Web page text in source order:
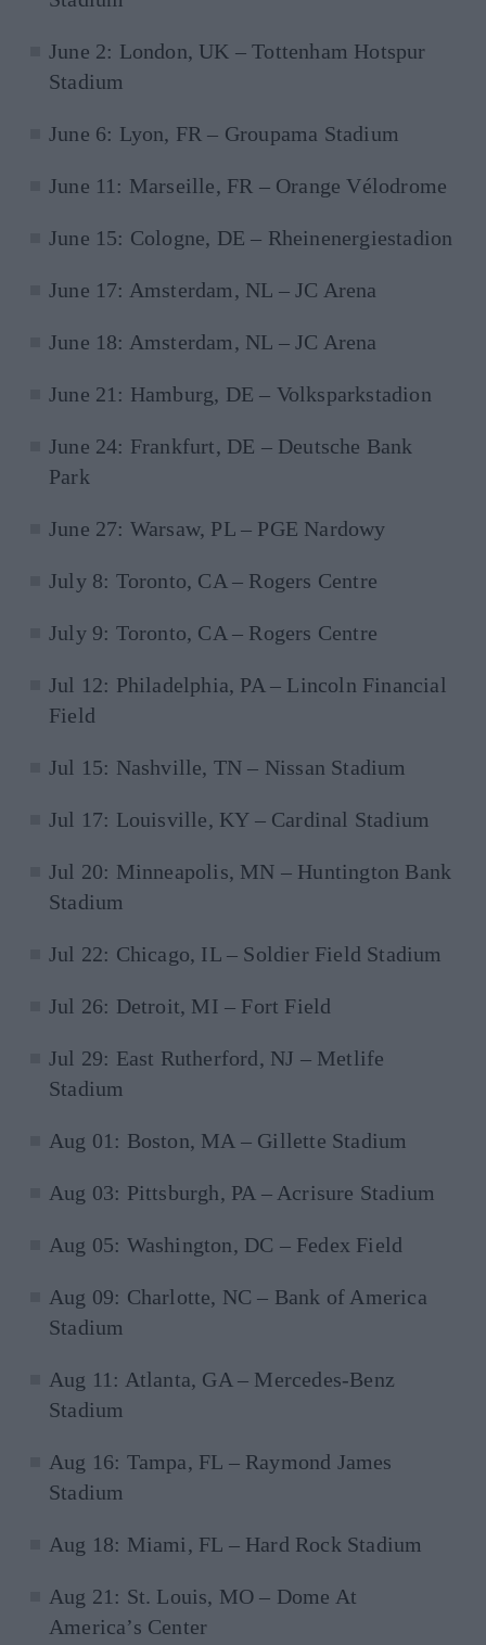
June 2: London, UK – Tottenham Hotspur
Stadium
June 6: Lyon, FR – Groupama Stadium
June 11: Marseille, FR – Orange Vélodrome
June 15: Cologne, DE – Rheinenergiestadion
June 17: Amsterdam, NL – JC Arena
June 18: Amsterdam, NL – JC Arena
June 21: Hamburg, DE – Volksparkstadion
June 24: Frankfurt, DE – Deutsche Bank
Park
June 27: Warsaw, PL – PGE Nardowy
July 8: Toronto, CA – Rogers Centre
July 9: Toronto, CA – Rogers Centre
Jul 12: Philadelphia, PA – Lincoln Financial
Field
Jul 15: Nashville, TN – Nissan Stadium
Jul 17: Louisville, KY – Cardinal Stadium
Jul 20: Minneapolis, MN – Huntington Bank
Stadium
Jul 22: Chicago, IL – Soldier Field Stadium
Jul 26: Detroit, MI – Fort Field
Jul 29: East Rutherford, NJ – Metlife
Stadium
Aug 01: Boston, MA – Gillette Stadium
Aug 03: Pittsburgh, PA – Acrisure Stadium
Aug 05: Washington, DC – Fedex Field
Aug 09: Charlotte, NC – Bank of America
Stadium
Aug 11: Atlanta, GA – Mercedes-Benz
Stadium
Aug 16: Tampa, FL – Raymond James
Stadium
Aug 18: Miami, FL – Hard Rock Stadium
Aug 21: St. Louis, MO – Dome At
America’s Center